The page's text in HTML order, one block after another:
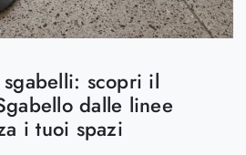
scopri il
dalle linee
i tuoi spazi